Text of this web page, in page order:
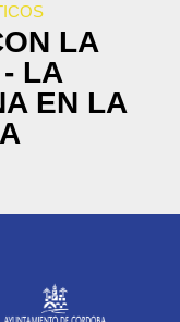
LA
LA
EN LA